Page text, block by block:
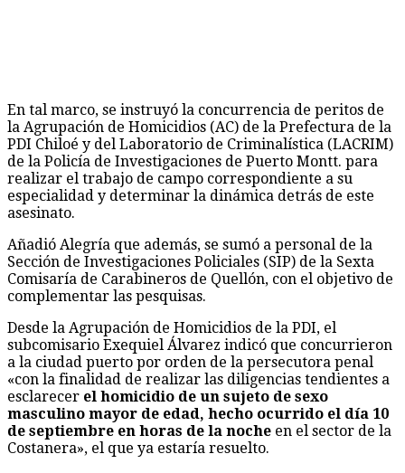
En tal marco, se instruyó la concurrencia de peritos de
la Agrupación de Homicidios (AC) de la Prefectura de la
PDI Chiloé y del Laboratorio de Criminalística (LACRIM)
de la Policía de Investigaciones de Puerto Montt. para
realizar el trabajo de campo correspondiente a su
especialidad y determinar la dinámica detrás de este
asesinato.
Añadió Alegría que además, se sumó a personal de la
Sección de Investigaciones Policiales (SIP) de la Sexta
Comisaría de Carabineros de Quellón, con el objetivo de
complementar las pesquisas.
Desde la Agrupación de Homicidios de la PDI, el
subcomisario Exequiel Álvarez indicó que concurrieron
a la ciudad puerto por orden de la persecutora penal
«con la finalidad de realizar las diligencias tendientes a
esclarecer el homicidio de un sujeto de sexo
masculino mayor de edad, hecho ocurrido el día 10
de septiembre en horas de la noche en el sector de la
Costanera», el que ya estaría resuelto.